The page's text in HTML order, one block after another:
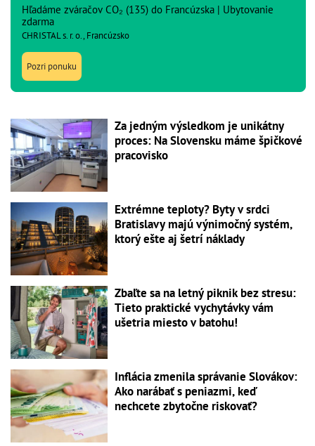
Hľadáme zváračov CO₂ (135) do Francúzska | Ubytovanie
zdarma
CHRISTAL s. r. o., Francúzsko
Pozri ponuku
Za jedným výsledkom je unikátny
proces: Na Slovensku máme špičkové
pracovisko
Extrémne teploty? Byty v srdci
Bratislavy majú výnimočný systém,
ktorý ešte aj šetrí náklady
Zbaľte sa na letný piknik bez stresu:
Tieto praktické vychytávky vám
ušetria miesto v batohu!
Inflácia zmenila správanie Slovákov:
Ako narábať s peniazmi, keď
nechcete zbytočne riskovať?